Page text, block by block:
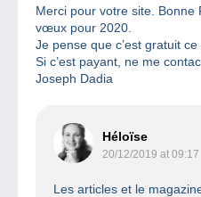
Merci pour votre site. Bonne
vœux pour 2020.
Je pense que c’est gratuit ce
Si c’est payant, ne me
Joseph Dadia
Héloïse
20/12/2019 at 09:17
Les articles et le